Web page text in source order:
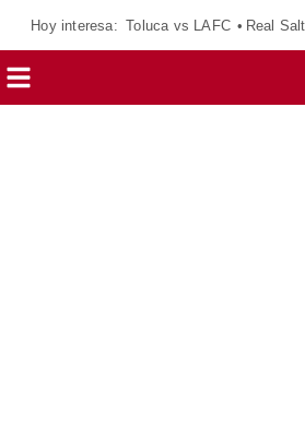
Hoy interesa: Toluca vs LAFC Real